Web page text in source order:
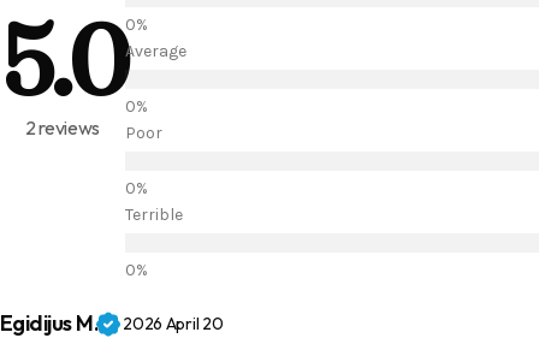
5.0
2 reviews
Average
Poor
Terrible
Egidijus M. 2026 April 20